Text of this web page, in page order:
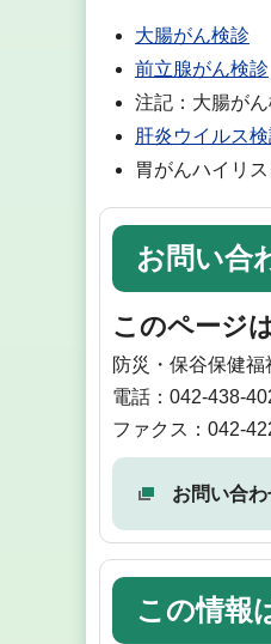
大腸がん検診
前立腺がん検診
注記：大腸が
肝炎ウイルス
胃がんハイリ
お問い合
このページは
防災・保谷保健
電話：042-438-
ファクス：042-
お問い合
この情報